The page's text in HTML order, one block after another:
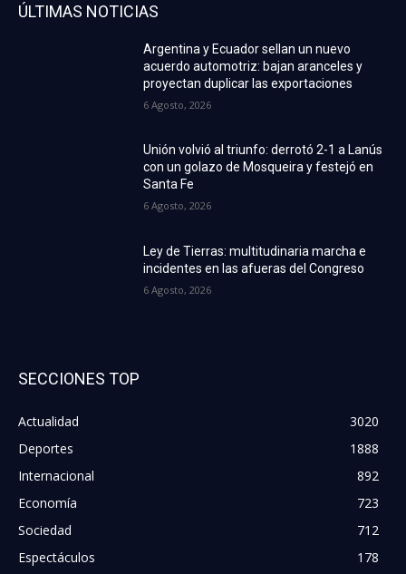
ÚLTIMAS NOTICIAS
Argentina y Ecuador sellan un nuevo
acuerdo automotriz: bajan aranceles y
proyectan duplicar las exportaciones
6 Agosto, 2026
Unión volvió al triunfo: derrotó 2-1 a Lanús
con un golazo de Mosqueira y festejó en
Santa Fe
6 Agosto, 2026
Ley de Tierras: multitudinaria marcha e
incidentes en las afueras del Congreso
6 Agosto, 2026
SECCIONES TOP
Actualidad
3020
Deportes
1888
Internacional
892
Economía
723
Sociedad
712
Espectáculos
178